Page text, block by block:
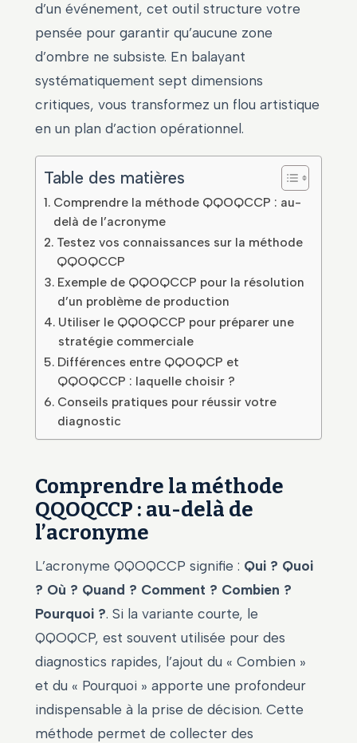
d’un événement, cet outil structure votre
pensée pour garantir qu’aucune zone
d’ombre ne subsiste. En balayant
systématiquement sept dimensions
critiques, vous transformez un flou artistique
en un plan d’action opérationnel.
Table des matières
Comprendre la méthode QQOQCCP : au-
delà de l’acronyme
Testez vos connaissances sur la méthode
QQOQCCP
Exemple de QQOQCCP pour la résolution
d’un problème de production
Utiliser le QQOQCCP pour préparer une
stratégie commerciale
Différences entre QQOQCP et
QQOQCCP : laquelle choisir ?
Conseils pratiques pour réussir votre
diagnostic
Comprendre la méthode
QQOQCCP : au-delà de
l’acronyme
L’acronyme QQOQCCP signifie : Qui ? Quoi
? Où ? Quand ? Comment ? Combien ?
Pourquoi ?. Si la variante courte, le
QQOQCP, est souvent utilisée pour des
diagnostics rapides, l’ajout du « Combien »
et du « Pourquoi » apporte une profondeur
indispensable à la prise de décision. Cette
méthode permet de collecter des